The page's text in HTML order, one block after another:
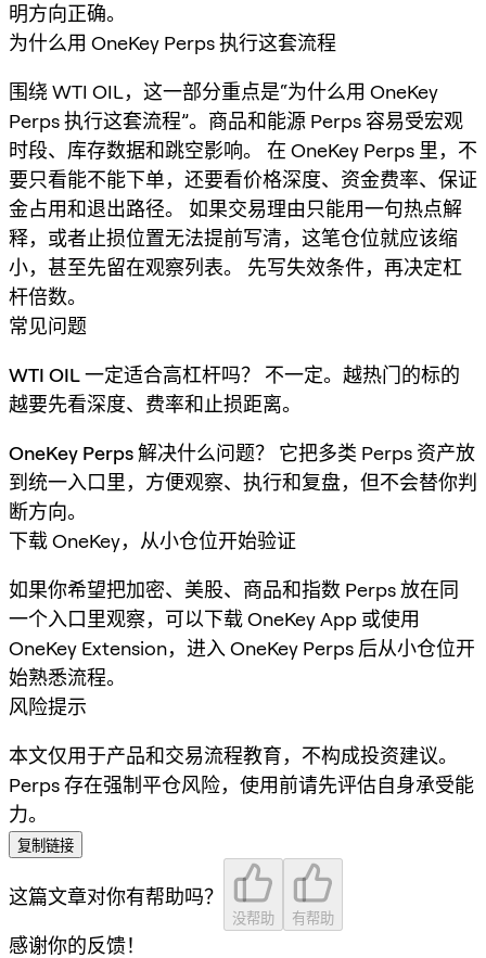
明方向正确。
为什么用 OneKey Perps 执行这套流程
围绕 WTI OIL，这一部分重点是“为什么用 OneKey
Perps 执行这套流程”。商品和能源 Perps 容易受宏观
时段、库存数据和跳空影响。 在 OneKey Perps 里，不
要只看能不能下单，还要看价格深度、资金费率、保证
金占用和退出路径。 如果交易理由只能用一句热点解
释，或者止损位置无法提前写清，这笔仓位就应该缩
小，甚至先留在观察列表。 先写失效条件，再决定杠
杆倍数。
常见问题
WTI OIL 一定适合高杠杆吗？
不一定。越热门的标的
越要先看深度、费率和止损距离。
OneKey Perps 解决什么问题？
它把多类 Perps 资产放
到统一入口里，方便观察、执行和复盘，但不会替你判
断方向。
下载 OneKey，从小仓位开始验证
如果你希望把加密、美股、商品和指数 Perps 放在同
一个入口里观察，可以下载 OneKey App 或使用
OneKey Extension，进入 OneKey Perps 后从小仓位开
始熟悉流程。
风险提示
本文仅用于产品和交易流程教育，不构成投资建议。
Perps 存在强制平仓风险，使用前请先评估自身承受能
力。
复制链接
这篇文章对你有帮助吗？
没帮助 有帮助
感谢你的反馈！